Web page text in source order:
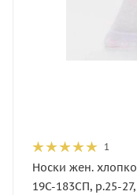
1
Носки жен.
19С-183СП, р.25-